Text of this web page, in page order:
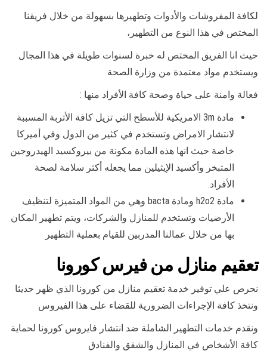
لكافة المفروشات والأدوات وتطهيرها بسهولة من خلال فريقنا
المختص في هذا النوع من التطهير،
حيث انا الفريق المختص له خبرة لسنوات طويلة في هذا المجال
ويستخدم مواد معتمدة من وزارة الصحة
فعالة وامنة على حياة وصحة كافة الأفراد منها :
مادة 3m الامريكية للأسطح التي تزيل كافة الأتربة المسببة
لانتشار الامراض وتستخدم في كثير من الدول وفي أميركا
خاصة حيث انها هذه المادة مكونة من بيروكسيد الهيدروجين
المتبخر وأكسيد الإيثيلين مما يجعله أكثر سلامة لصحة
الأفراد.
مادة h2o2 ومادة bacta وهي من المواد المتميزة لتنظيف
الأرضيات وتستخدم للمنازل والشركات، ويتم تطهير المكان
بها من خلال عمالنا المدربين للقيام بعملية التطهير
تعقيم منازل من فيرس كورونا
نحرص علي توفير خدمة تعقيم منازل من كورونا الذي ظهر حديثا
ونتخذ كافة الإجراءات الضرورية للقضاء على هذا الفيروس
ونقدم خدمات التطهير الشاملة ضد انتشار فايروس كورونا لحماية
كافة الأشخاص في المنازل والشقق والفنادق